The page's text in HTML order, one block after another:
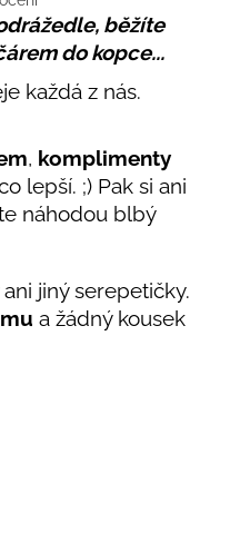
běžíte
do kopce...
každá z nás.
, komplimenty
lepší. ;) Pak si ani
náhodou blbý
jiný serepetičky.
a žádný kousek